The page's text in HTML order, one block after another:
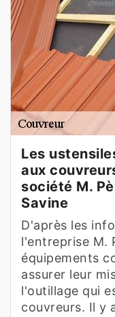
Les
aux
société M.
Savine
D'après les
l'entreprise M.
équipements
assurer leur
l'outillage qui
couvreurs. Il y